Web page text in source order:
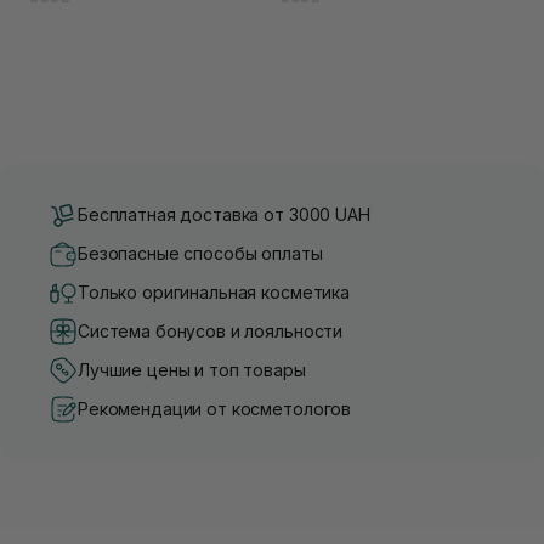
Бесплатная доставка от 3000 UAH
Безопасные способы оплаты
Только оригинальная косметика
Система бонусов и лояльности
Лучшие цены и топ товары
Рекомендации от косметологов